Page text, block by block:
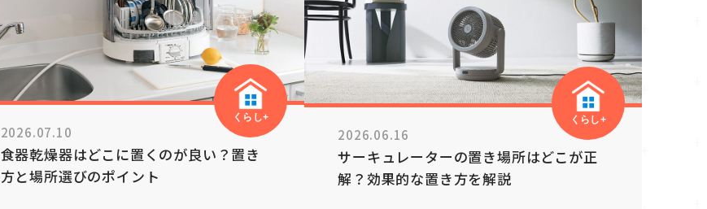
くらし+
2026.07.10
食器乾燥器はどこに置くのが良い？置き
方と場所選びのポイント
くらし+
2026.06.16
サーキュレーターの置き場所はどこが正
解？効果的な置き方を解説